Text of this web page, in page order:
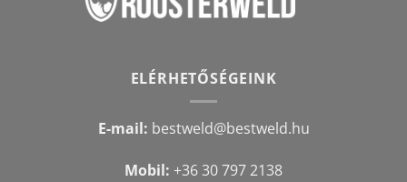
ELÉRHETŐSÉGEINK
E-mail: bestweld@bestweld.hu
Mobil: +36 30 797 2138